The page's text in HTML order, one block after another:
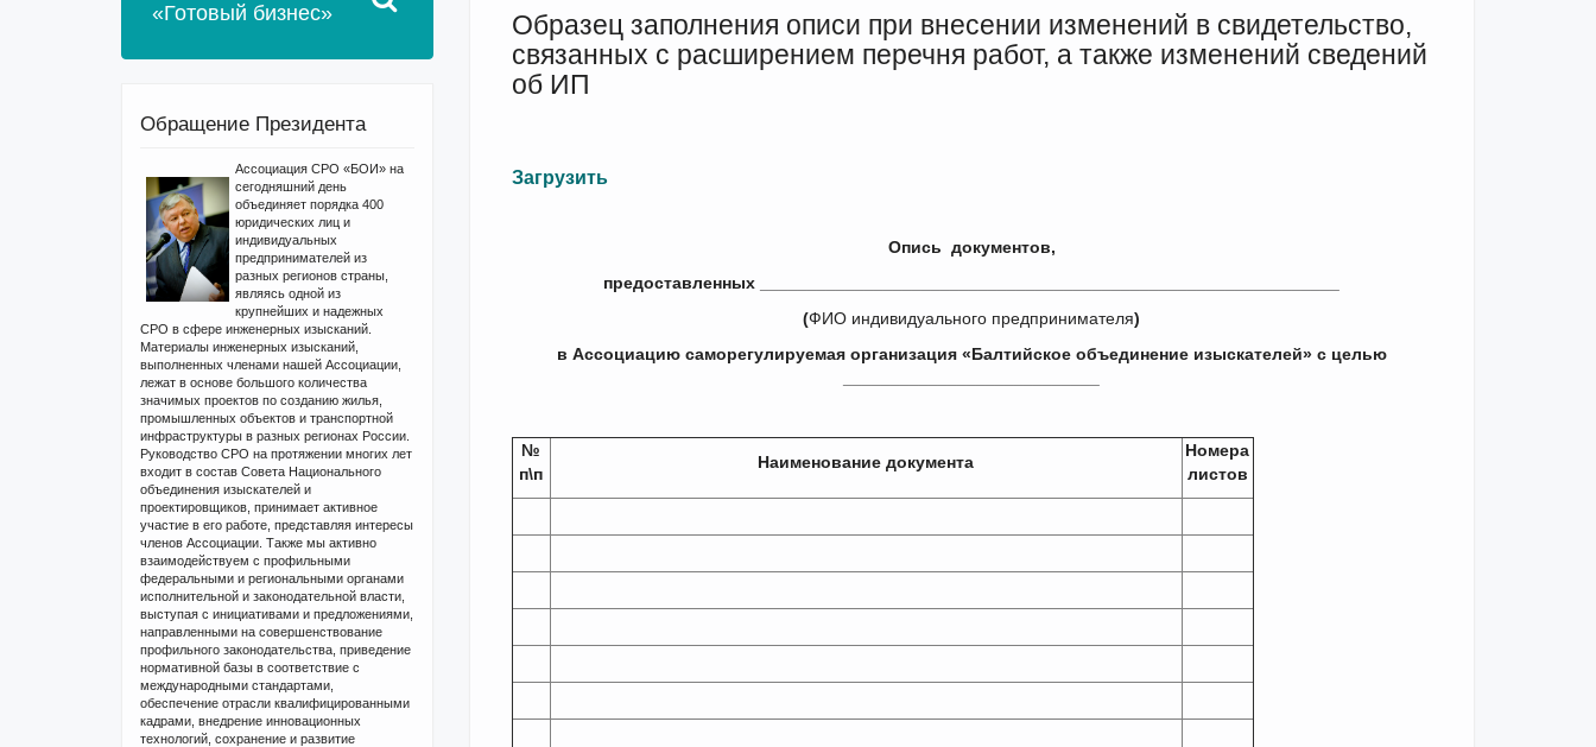
Образец заполнения описи при внесении изменений в свидетельство,
связанных с расширением перечня работ, а также изменений сведений
об ИП
Загрузить
Опись документов,
предоставленных _____________________________________________________________
(ФИО индивидуального предпринимателя)
в Ассоциацию саморегулируемая организация «Балтийское объединение изыскателей» с целью
№
п\п
Наименование документа
Номера
листов
«Готовый бизнес»
Обращение Президента
Ассоциация СРО «БОИ» на
сегодняшний день
объединяет порядка 400
юридических лиц и
индивидуальных
предпринимателей из
разных регионов страны,
являясь одной из
крупнейших и надежных
СРО в сфере инженерных изысканий.
Материалы инженерных изысканий,
выполненных членами нашей Ассоциации,
лежат в основе большого количества
значимых проектов по созданию жилья,
промышленных объектов и транспортной
инфраструктуры в разных регионах России.
Руководство СРО на протяжении многих лет
входит в состав Совета Национального
объединения изыскателей и
проектировщиков, принимает активное
участие в его работе, представляя интересы
членов Ассоциации. Также мы активно
взаимодействуем с профильными
федеральными и региональными органами
исполнительной и законодательной власти,
выступая с инициативами и предложениями,
направленными на совершенствование
профильного законодательства, приведение
нормативной базы в соответствие с
международными стандартами,
обеспечение отрасли квалифицированными
кадрами, внедрение инновационных
технологий, сохранение и развитие